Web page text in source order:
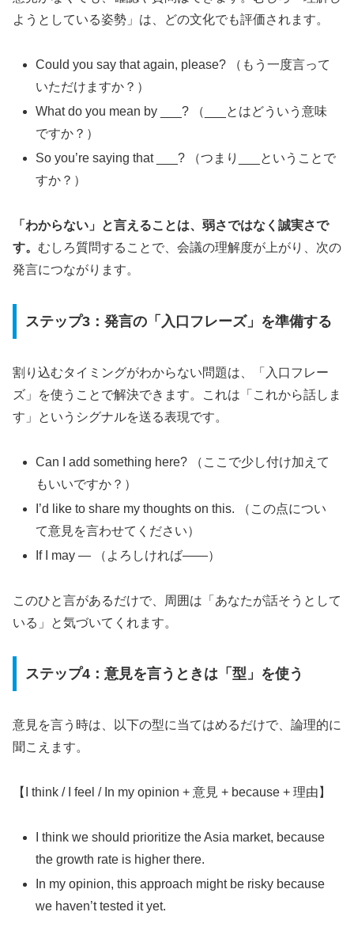
ようとしている姿勢」は、どの文化でも評価されます。
Could you say that again, please? （もう一度言って
いただけますか？）
What do you mean by ___? （___とはどういう意味
ですか？）
So you’re saying that ___? （つまり___ということで
すか？）
「わからない」と言えることは、弱さではなく誠実さで
す。 むしろ質問することで、会議の理解度が上がり、次の
発言につながります。
ステップ3：発言の「入口フレーズ」を準備する
割り込むタイミングがわからない問題は、「入口フレー
ズ」を使うことで解決できます。これは「これから話しま
す」というシグナルを送る表現です。
Can I add something here? （ここで少し付け加えて
もいいですか？）
I’d like to share my thoughts on this. （この点につい
て意見を言わせてください）
If I may — （よろしければ——）
このひと言があるだけで、周囲は「あなたが話そうとして
いる」と気づいてくれます。
ステップ4：意見を言うときは「型」を使う
意見を言う時は、以下の型に当てはめるだけで、論理的に
聞こえます。
【I think / I feel / In my opinion + 意見 + because + 理由】
I think we should prioritize the Asia market, because
the growth rate is higher there.
In my opinion, this approach might be risky because
we haven’t tested it yet.